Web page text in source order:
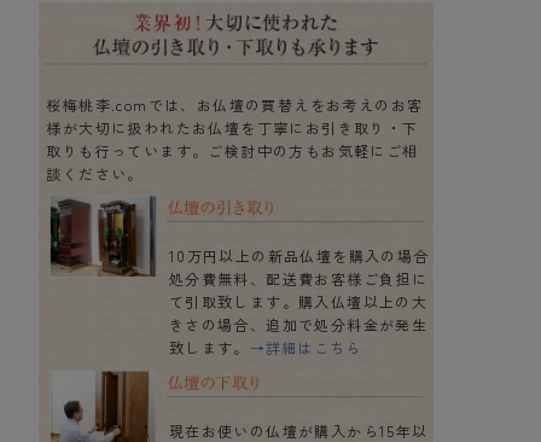
桜梅桃李.comでは、お仏壇の買替えをお考えのお客
様が大切に扱われたお仏壇を丁寧にお引き取り・下
取りも行っています。ご検討中の方もお気軽にご相
談ください。
10万円以上の新品仏壇を購入の場合
処分費無料、配送費お客様ご負担に
て引取致します。購入仏壇以上の大
きさの場合、追加で処分料金が発生
致します。 →詳細はこちら
現在お使いの仏壇が購入から15年以